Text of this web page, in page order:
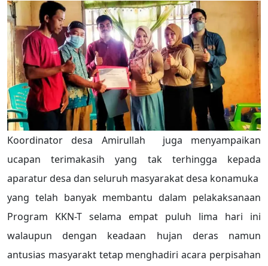
Koordinator desa Amirullah juga menyampaikan
ucapan terimakasih yang tak terhingga kepada
aparatur desa dan seluruh masyarakat desa konamuka
yang telah banyak membantu dalam pelakaksanaan
Program KKN-T selama empat puluh lima hari ini
walaupun dengan keadaan hujan deras namun
antusias masyarakt tetap menghadiri acara perpisahan